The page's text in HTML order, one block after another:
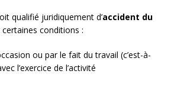
qualifié juridiquement d’accident du
conditions :
ou par le fait du travail (c’est-à-
l’exercice de l’activité